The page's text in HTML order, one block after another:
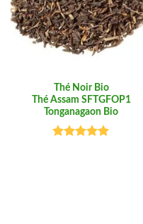
Thé Noir Bio
Thé Assam SFTGFOP1
Tonganagaon Bio